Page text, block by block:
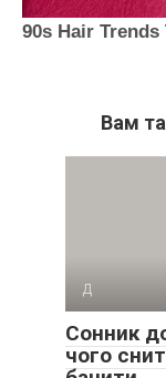
Вам
Д
Сонник
чого